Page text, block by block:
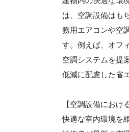
は、空調設備はも
務用エアコンや空
す。例えば、オフ
空調システムを提
低減に配慮した省
【空調設備におけ
快適な室内環境を